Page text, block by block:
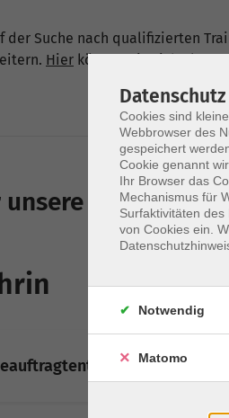
Suche nach qualifizierten
Hier können Sie sich als
Datenschutz
Cookies sind
Webbrowser des
gespeichert
Cookie genannt
Ihr Browser das
Mechanismus für
Surfaktivitäten
von Cookies ein.
Notwendig
Matomo